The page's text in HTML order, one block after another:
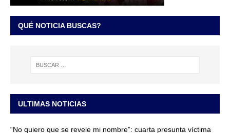
QUÉ NOTICIA BUSCAS?
ULTIMAS NOTICIAS
“No quiero que se revele mi nombre”: cuarta presunta víctima